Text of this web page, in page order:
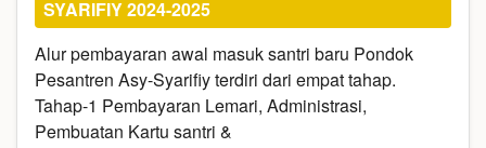
SYARIFIY 2024-2025
Alur pembayaran awal masuk santri baru Pondok
Pesantren Asy-Syarifiy terdiri dari empat tahap.
Tahap-1 Pembayaran Lemari, Administrasi,
Pembuatan Kartu santri &